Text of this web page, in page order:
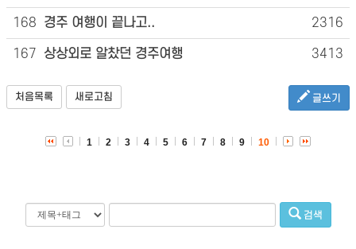
168 경주 여행이 끝나고.. 2316
167 상상외로 알찼던 경주여행 3413
처음목록 새로고침 글쓰기
1 2 3 4 5 6 7 8 9 10
검색